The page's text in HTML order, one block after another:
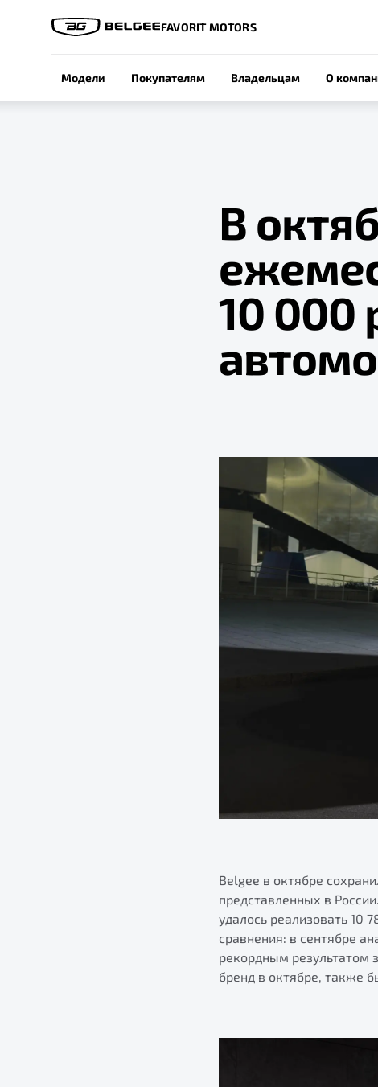
FAVORIT MOTORS
Модели Покупателям Владельцам О
В
10 000
Belgee в октябре
представленных в
удалось реализовать 10
сравнения: в сентябре
рекордным результатом
бренд в октябре, также